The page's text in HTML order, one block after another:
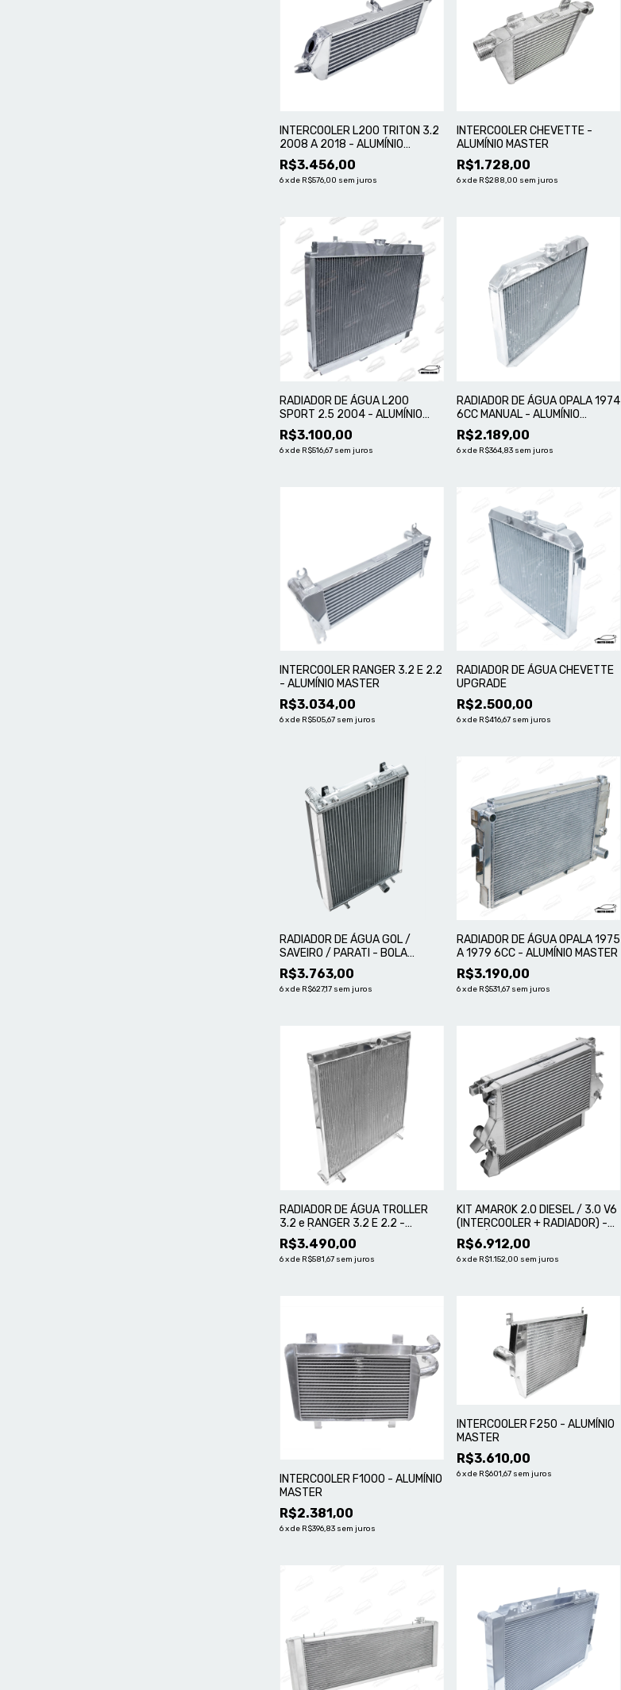
INTERCOOLER L200 TRITON 3.2
2008 A 2018 - ALUMÍNIO
MASTER
R$3.456,00
6xde R$576,00 sem juros
INTERCOOLER CHEVETTE -
ALUMÍNIO MASTER
R$1.728,00
6xde R$288,00 sem juros
RADIADOR DE ÁGUA L200
SPORT 2.5 2004 - ALUMÍNIO
MASTER
R$3.100,00
6xde R$516,67 sem juros
RADIADOR DE ÁGUA OPALA 1974
6CC MANUAL - ALUMÍNIO
MASTER
R$2.189,00
6xde R$364,83 sem juros
INTERCOOLER RANGER 3.2 E 2.2
- ALUMÍNIO MASTER
R$3.034,00
6xde R$505,67 sem juros
RADIADOR DE ÁGUA CHEVETTE
UPGRADE
R$2.500,00
6xde R$416,67 sem juros
RADIADOR DE ÁGUA GOL /
SAVEIRO / PARATI - BOLA
UPGRADE COM ELETRO
R$3.763,00
6xde R$627,17 sem juros
RADIADOR DE ÁGUA OPALA 1975
A 1979 6CC - ALUMÍNIO MASTER
R$3.190,00
6xde R$531,67 sem juros
RADIADOR DE ÁGUA TROLLER
3.2 e RANGER 3.2 E 2.2 -
ALUMÍNIO MASTER
R$3.490,00
6xde R$581,67 sem juros
KIT AMAROK 2.0 DIESEL / 3.0 V6
(INTERCOOLER + RADIADOR) -
ALUMÍNIO MASTER
R$6.912,00
6xde R$1.152,00 sem juros
INTERCOOLER F1000 - ALUMÍNIO
MASTER
R$2.381,00
6xde R$396,83 sem juros
INTERCOOLER F250 - ALUMÍNIO
MASTER
R$3.610,00
6xde R$601,67 sem juros